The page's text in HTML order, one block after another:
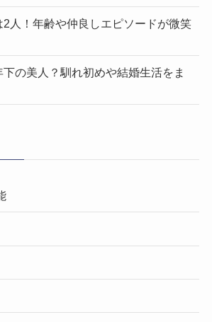
2人！年齢や仲良しエピソードが微笑
の美人？馴れ初めや結婚生活をま